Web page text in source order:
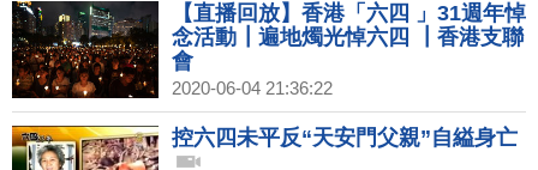
【直播回放】香港「六四 」31週年悼
念活動┃遍地燭光悼六四 ┃香港支聯
會
2020-06-04 21:36:22
控六四未平反“天安門父親”自縊身亡